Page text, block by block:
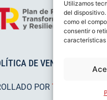
Utilizamos
del
como el
consentir o
DE VENTAS
POR TOOOLS